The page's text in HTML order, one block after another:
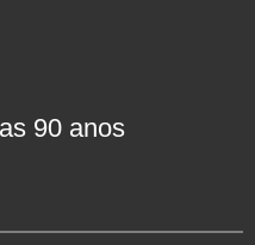
90 anos